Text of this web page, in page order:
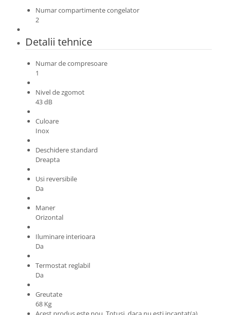
Numar compartimente congelator
2
Detalii tehnice
Numar de compresoare
1
Nivel de zgomot
43 dB
Culoare
Inox
Deschidere standard
Dreapta
Usi reversibile
Da
Maner
Orizontal
Iluminare interioara
Da
Termostat reglabil
Da
Greutate
68 Kg